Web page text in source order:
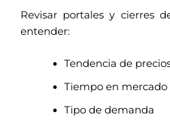
Revisar portales y cierres
entender:
Tendencia de
Tiempo en mercado
Tipo de demanda